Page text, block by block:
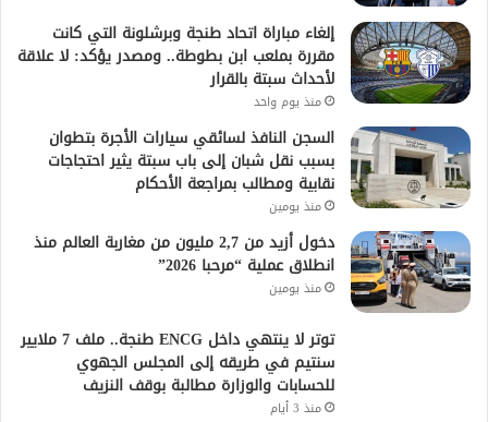
إلغاء مباراة اتحاد طنجة وبرشلونة التي كانت
مقررة بملعب ابن بطوطة.. ومصدر يؤكد: لا علاقة
لأحداث سبتة بالقرار
منذ يوم واحد
السجن النافذ لسائقي سيارات الأجرة بتطوان
بسبب نقل شبان إلى باب سبتة يثير احتجاجات
نقابية ومطالب بمراجعة الأحكام
منذ يومين
دخول أزيد من 2,7 مليون من مغاربة العالم منذ
انطلاق عملية “مرحبا 2026”
منذ يومين
توتر لا ينتهي داخل ENCG طنجة.. ملف 7 ملايير
سنتيم في طريقه إلى المجلس الجهوي
للحسابات والوزارة مطالبة بوقف النزيف
منذ 3 أيام